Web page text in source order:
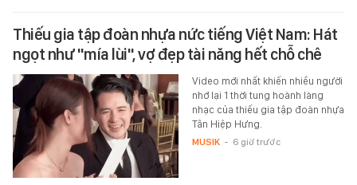
Thiếu gia tập đoàn nhựa nức tiếng Việt Nam: Hát
ngọt như "mía lùi", vợ đẹp tài năng hết chỗ chê
Video mới nhất khiến nhiều người
nhớ lại 1 thời tung hoành làng
nhạc của thiếu gia tập đoàn nhựa
Tân Hiệp Hưng.
MUSIK - 6 giờ trước